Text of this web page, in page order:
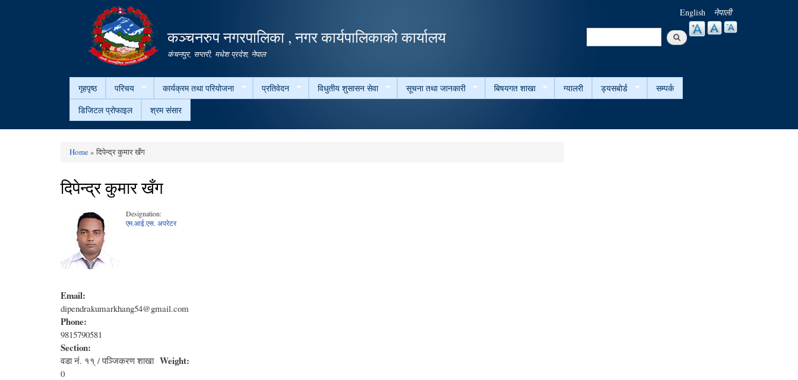
content
कञ्चनरुप नगरपालिका , नगर कार्यपालिकाको कार्यालय
कंचनपुर, सप्तरी, मधेश प्रदेश, नेपाल
English नेपाली
Search
गृहपृष्ठ परिचय कार्यक्रम तथा परियोजना प्रतिवेदन विधुतीय शुसासन सेवा सूचना तथा जानकारी बिषयगत शाखा ग्यालरी ड्यसबोर्ड
सम्पर्क
डिजिटल प्रोफाइल
श्रम संसार
You are here
Home» दिपेन्द्र कुमार खँग
दिपेन्द्र कुमार खँग
Designation:
एम.आई.एस. अपरेटर
Email:
dipendrakumarkhang54@gmail.com
Phone:
9815790581
Section:
वडा नं. ११् / पञ्जिकरण शाखा Weight:
0